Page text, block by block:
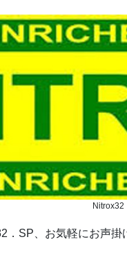
Nitrox32
．SP、お気軽にお声